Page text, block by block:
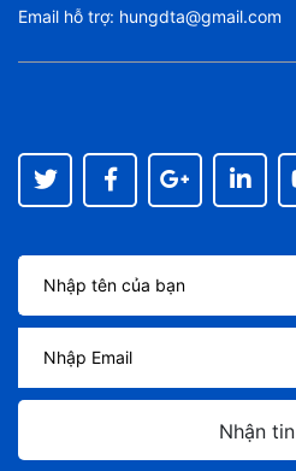
Email hỗ trợ: hungdta@gmail.com
Nhận tin